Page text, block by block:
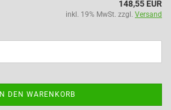
148,55 EUR
inkl. 19% MwSt. zzgl. Versand
IN DEN WARENKORB